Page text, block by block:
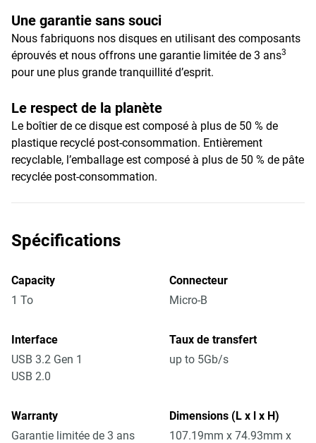
Une garantie sans souci
Nous fabriquons nos disques en utilisant des composants
éprouvés et nous offrons une garantie limitée de 3 ans3
pour une plus grande tranquillité d’esprit.
Le respect de la planète
Le boîtier de ce disque est composé à plus de 50 % de
plastique recyclé post-consommation. Entièrement
recyclable, l’emballage est composé à plus de 50 % de pâte
recyclée post-consommation.
Spécifications
Capacity
1 To
Connecteur
Micro-B
Interface
USB 3.2 Gen 1
USB 2.0
Taux de transfert
up to 5Gb/s
Warranty
Garantie limitée de 3 ans
Dimensions (L x l x H)
107.19mm x 74.93mm x